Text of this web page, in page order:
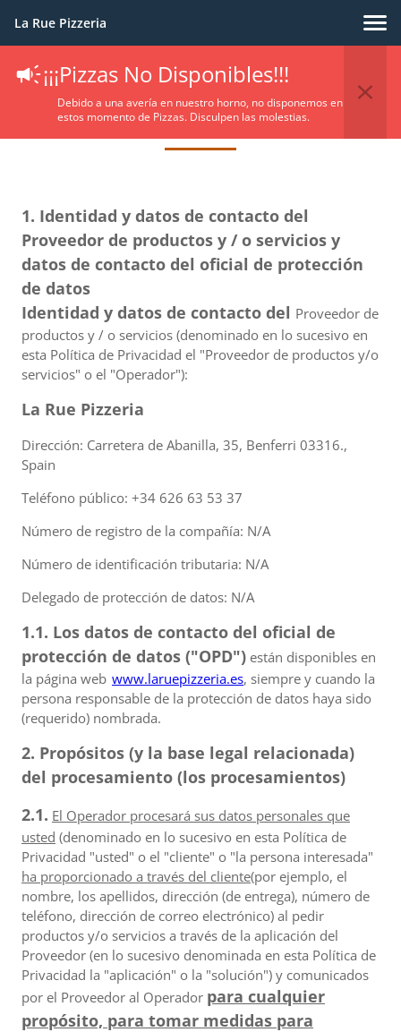
La Rue Pizzeria
¡¡¡Pizzas No Disponibles!!!
Debido a una avería en nuestro horno, no disponemos en
estos momento de Pizzas. Disculpen las molestias.
Privacy Policy
1. Identidad y datos de contacto del
Proveedor de productos y / o servicios y
datos de contacto del oficial de protección
de datos
Identidad y datos de contacto del Proveedor de
productos y / o servicios (denominado en lo sucesivo en
esta Política de Privacidad el "Proveedor de productos y/o
servicios" o el "Operador"):
La Rue Pizzeria
Dirección: Carretera de Abanilla, 35, Benferri 03316.,
Spain
Teléfono público: +34 626 63 53 37
Número de registro de la compañía: N/A
Número de identificación tributaria: N/A
Delegado de protección de datos: N/A
1.1. Los datos de contacto del oficial de
protección de datos ("OPD") están disponibles en
la página web www.laruepizzeria.es, siempre y cuando la
persona responsable de la protección de datos haya sido
(requerido) nombrada.
2. Propósitos (y la base legal relacionada)
del procesamiento (los procesamientos)
2.1. El Operador procesará sus datos personales que
usted (denominado en lo sucesivo en esta Política de
Privacidad "usted" o el "cliente" o "la persona interesada"
ha proporcionado a través del cliente(por ejemplo, el
nombre, los apellidos, dirección (de entrega), número de
teléfono, dirección de correo electrónico) al pedir
productos y/o servicios a través de la aplicación del
Proveedor (en lo sucesivo denominada en esta Política de
Privacidad la "aplicación" o la "solución") y comunicados
por el Proveedor al Operador para cualquier
propósito, para tomar medidas para